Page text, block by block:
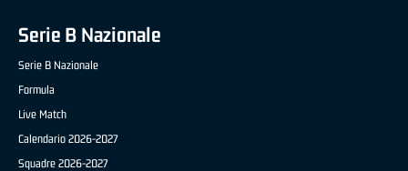
Serie B Nazionale
Serie B Nazionale
Formula
Live Match
Calendario 2026-2027
Squadre 2026-2027